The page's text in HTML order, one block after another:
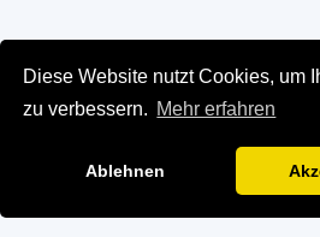
Diese Website nutzt Cookies, um
zu verbessern. Mehr erfahren
Ablehnen